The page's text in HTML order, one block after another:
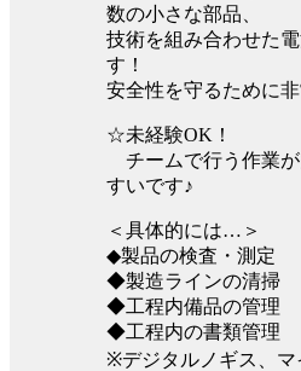
数の小さな部品、
技術を組み合わせた
す！
安全性を守るために
☆未経験OK！
チームで行う作業
すいです♪
＜具体的には…＞
◆製品の検査・測定
◆製造ラインの清掃
◆工程内備品の管理
◆工程内の書類管理
※デジタルノギス、マ